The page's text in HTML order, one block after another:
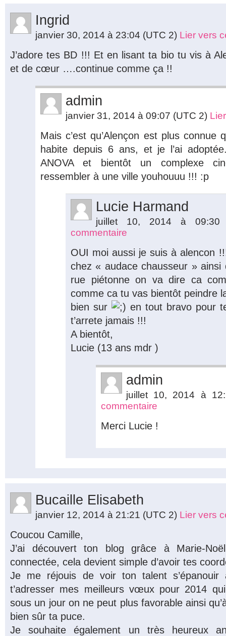
Ingrid
janvier 30, 2014 à 23:04 (UTC 2) Lier vers
J’adore tes BD !!! Et en lisant ta bio tu vis à
et de cœur ….continue comme ça !!
admin
janvier 31, 2014 à 09:07 (UTC 2)
Mais c’est qu’Alençon est plus connue
habite depuis 6 ans, et je l’ai
ANOVA et bientôt un complexe
ressembler à une ville youhouuu !!! :p
Lucie Harmand
juillet 10, 2014 à
commentaire
OUI moi aussi je suis à alencon
chez « audace chausseur »
rue piétonne on va dire ca
comme ca tu vas bientôt peindre
bien sur
en tout bravo pour
t’arrete jamais !!!
A bientôt,
Lucie (13 ans mdr )
admin
juillet 10, 2014 à
commentaire
Merci Lucie !
Bucaille Elisabeth
janvier 12, 2014 à 21:21 (UTC 2) Lier vers
Coucou Camille,
J’ai découvert ton blog grâce à Marie-
connectée, cela devient simple d’avoir tes
Je me réjouis de voir ton talent s’épanouir
t’adresser mes meilleurs vœux pour 2014
sous un jour on ne peut plus favorable ainsi
bien sûr ta puce.
Je souhaite également un très heureux